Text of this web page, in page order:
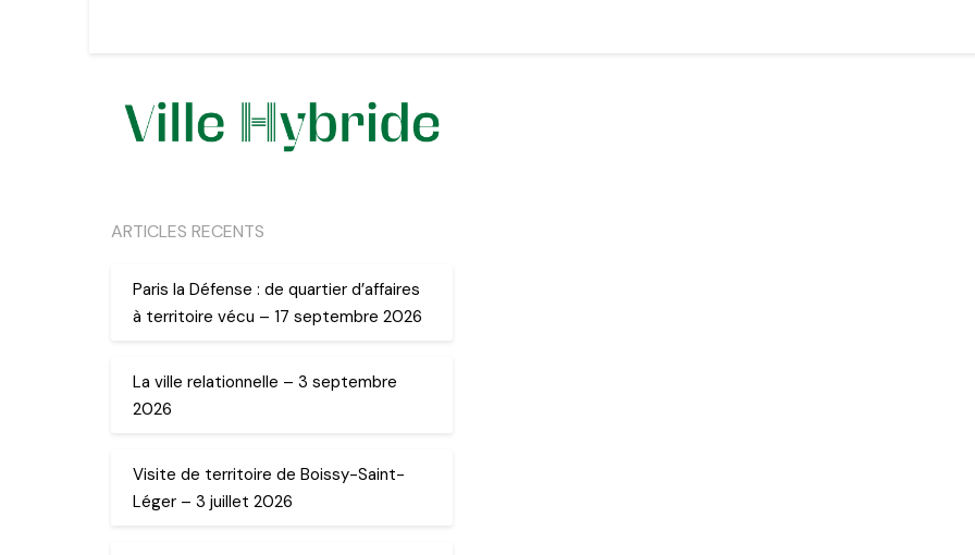
ARTICLES RECENTS
Paris la Défense : de quartier d’affaires
à territoire vécu – 17 septembre 2026
La ville relationnelle – 3 septembre
2026
Visite de territoire de Boissy-Saint-
Léger – 3 juillet 2026